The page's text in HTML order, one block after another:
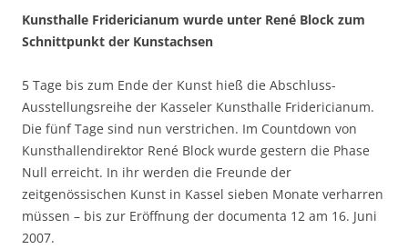
Kunsthalle Fridericianum wurde unter René Block zum
Schnittpunkt der Kunstachsen
5 Tage bis zum Ende der Kunst hieß die Abschluss-
Ausstellungsreihe der Kasseler Kunsthalle Fridericianum.
Die fünf Tage sind nun verstrichen. Im Countdown von
Kunsthallendirektor René Block wurde gestern die Phase
Null erreicht. In ihr werden die Freunde der
zeitgenössischen Kunst in Kassel sieben Monate verharren
müssen – bis zur Eröffnung der documenta 12 am 16. Juni
2007.